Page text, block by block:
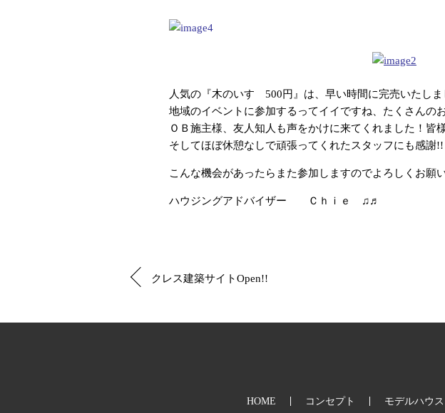
人気の『木のいす 500円』は、早い時間に完売いたしま
地域のイベントに参加するってイイですね、たくさんの
ＯＢ施主様、友人知人も声をかけに来てくれました！皆
そしてほぼ休憩なしで頑張ってくれたスタッフにも感謝!!
こんな機会があったらまた参加しますのでよろしくお願
ハウジングアドバイザー Ｃｈｉｅ ♫♬
クレス建築サイトOpen!!
HOME コンセプト モデルハウス